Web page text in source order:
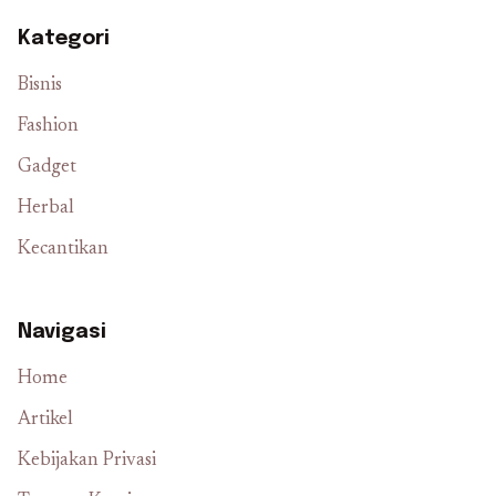
Kategori
Bisnis
Fashion
Gadget
Herbal
Kecantikan
Navigasi
Home
Artikel
Kebijakan Privasi